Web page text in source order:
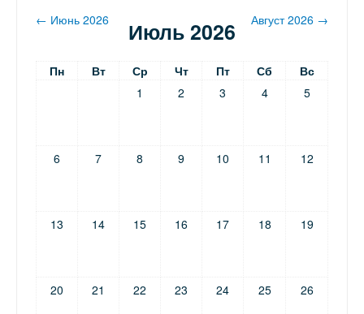
← Июнь 2026 Июль 2026 Август 2026 →
Пн Вт Ср Чт Пт Сб
Вс
1
2 3 4 5
6 7 8 9 10 11 12
13 14 15 16 17 18 19
20 21 22 23 24 25 26